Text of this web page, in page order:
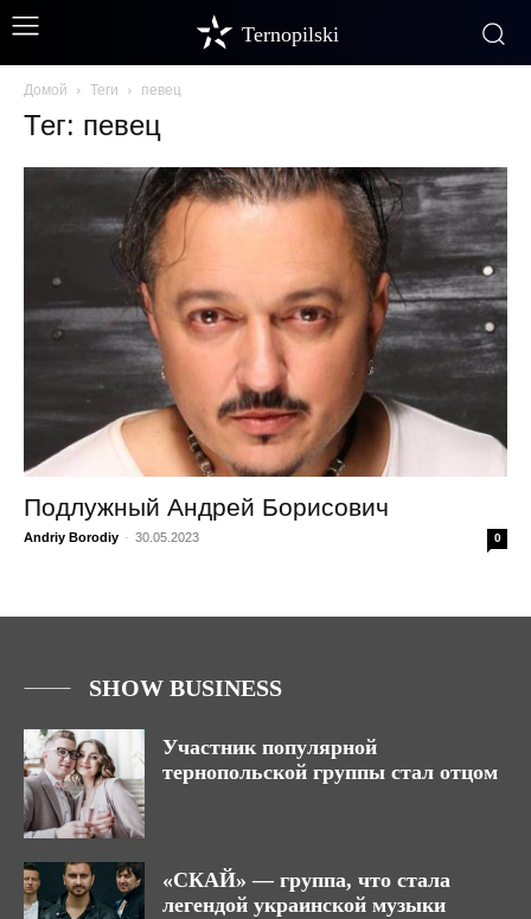
Ternopilski
Домой Теги певец
Тег: певец
Подлужный Андрей Борисович
Andriy Borodiy - 30.05.2023 0
SHOW BUSINESS
Участник популярной
тернопольской группы стал отцом
«СКАЙ» — группа, что стала
легендой украинской музыки